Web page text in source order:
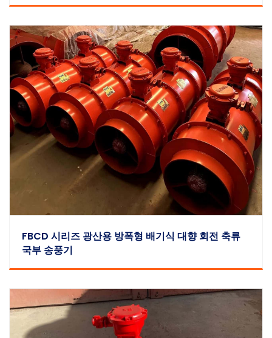
FBCD 시리즈 광산용 방폭형 배기식 대향 회전 축류
국부 송풍기